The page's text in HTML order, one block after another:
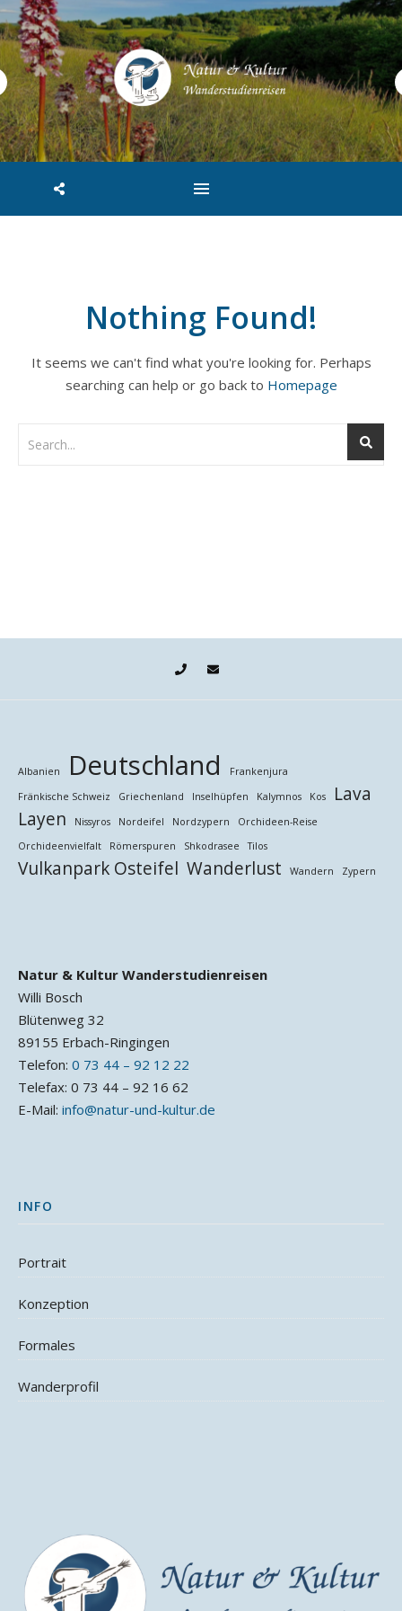
Nothing Found!
It seems we can't find what you're looking for. Perhaps
searching can help or go back to Homepage
Albanien Deutschland
Frankenjura
Fränkische Schweiz
Griechenland Inselhüpfen Kalymnos Kos
Lava
Layen
Nissyros Nordeifel Nordzypern
Orchideen-Reise
Orchideenvielfalt
Römerspuren Shkodrasee Tilos
Vulkanpark Osteifel Wanderlust Wandern Zypern
Natur & Kultur Wanderstudienreisen
Willi Bosch
Blütenweg 32
89155 Erbach-Ringingen
Telefon: 0 73 44 – 92 12 22
Telefax: 0 73 44 – 92 16 62
E-Mail: info@natur-und-kultur.de
INFO
Portrait
Konzeption
Formales
Wanderprofil